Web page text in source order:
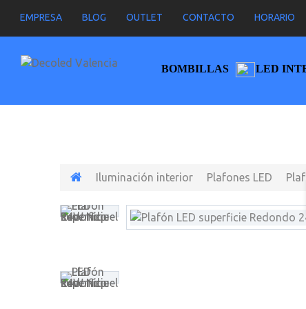
EMPRESA BLOG OUTLET CONTACTO HORARIO
BOMBILLAS LED
Iluminación interior Plafones LED